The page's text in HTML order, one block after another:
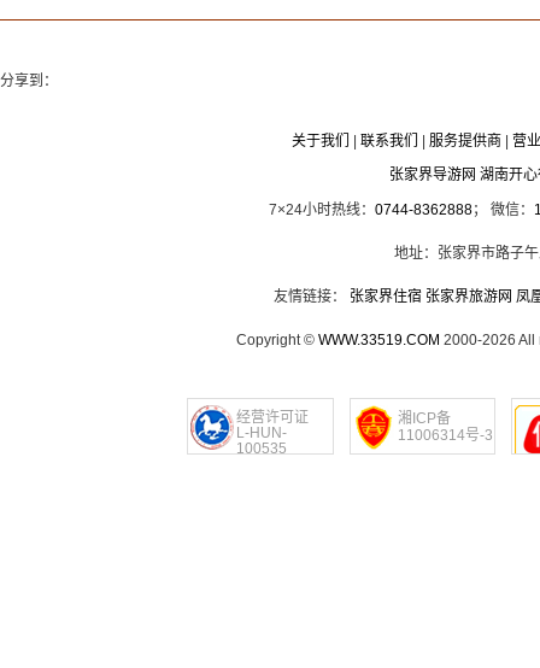
分享到：
关于我们 联系我们 服务提供商
营
张家界导游网 湖南开
7×24小时热线： 0744-8362888； 微信：
地址：张家界市路子
友情链接： 张家界住宿 张家界旅游网 凤
Copyright © WWW.33519.COM 2000-2026 All
经营许可证
L-HUN-
100535
湘ICP备
11006314号-3